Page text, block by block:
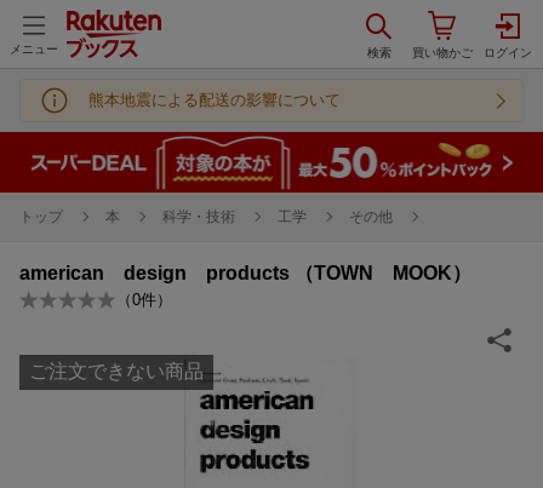
メニュー
熊本地震による配送の影響について
トップ 本 科学・技術 工学 その他
american design products （TOWN MOOK）
（0件）
ご注文できない商品